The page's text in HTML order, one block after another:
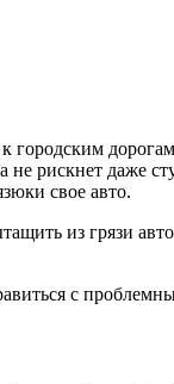
рискнет даже
свое авто.
из грязи
с